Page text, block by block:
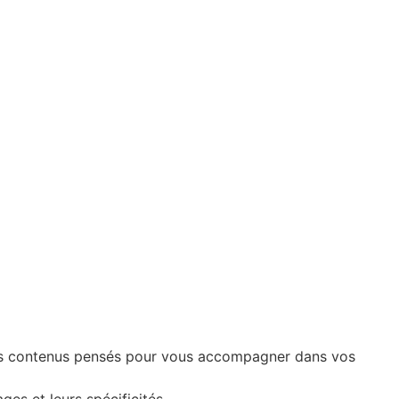
pensés pour vous accompagner dans vos